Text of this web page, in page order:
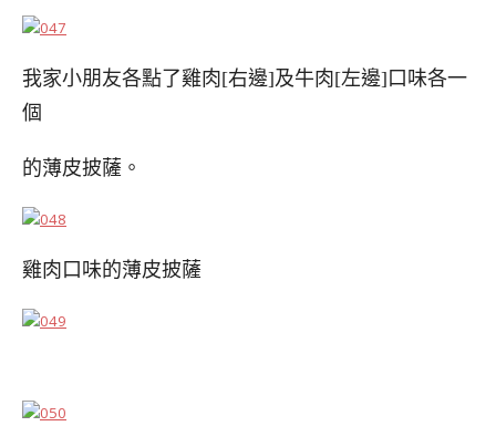
我家小朋友各點了雞肉[右邊]及牛肉[左邊]口味各一
個
的薄皮披薩。
雞肉口味的薄皮披薩